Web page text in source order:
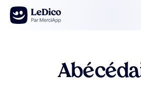
Aller au contenu